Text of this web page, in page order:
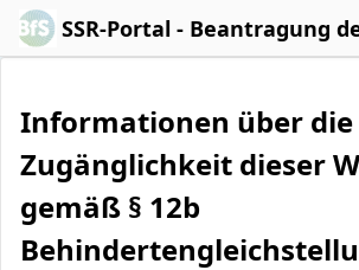
Zum Hauptinhalt wechseln
Informationen über die
Zugänglichkeit dieser
gemäß § 12b